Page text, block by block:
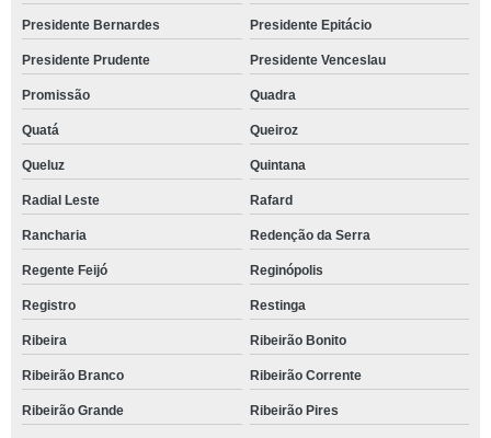
Presidente Bernardes Presidente Epitácio
Presidente Prudente Presidente Venceslau
Promissão Quadra
Quatá Queiroz
Queluz Quintana
Radial Leste Rafard
Rancharia Redenção da Serra
Regente Feijó Reginópolis
Registro Restinga
Ribeira Ribeirão Bonito
Ribeirão Branco Ribeirão Corrente
Ribeirão Grande Ribeirão Pires